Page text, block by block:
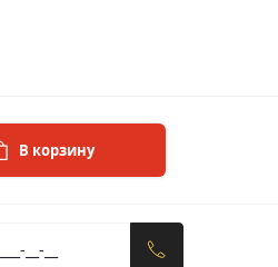
В корзину